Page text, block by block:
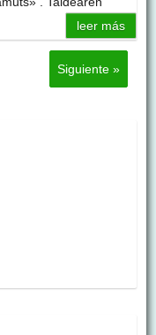
leer más
Siguiente »